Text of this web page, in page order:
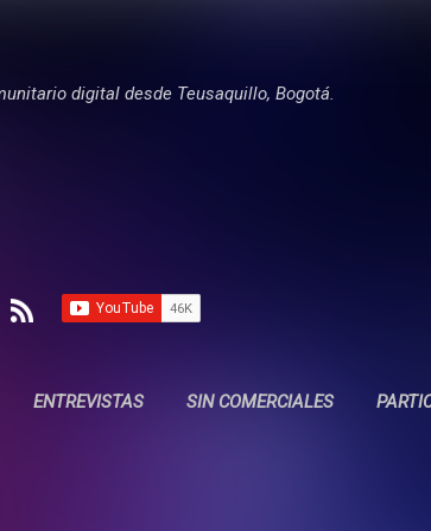
digital desde Teusaquillo, Bogotá.
ENTREVISTAS SIN COMERCIALES